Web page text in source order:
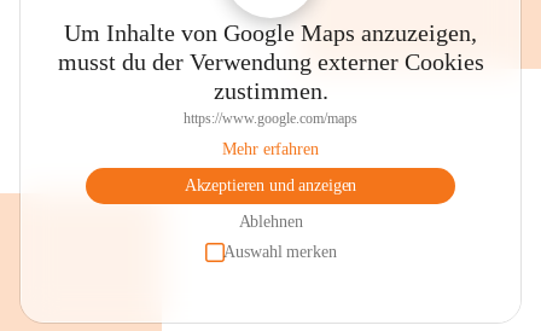
Um Inhalte von Google Maps anzuzeigen,
musst du der Verwendung externer Cookies
zustimmen.
https://www.google.com/maps
Mehr erfahren
Akzeptieren und anzeigen
Ablehnen
Auswahl merken